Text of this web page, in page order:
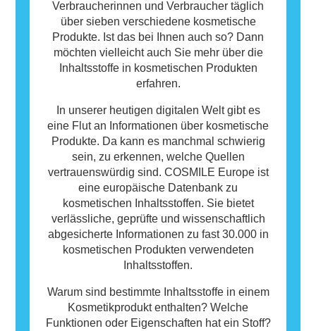
Verbraucherinnen und Verbraucher täglich
über sieben verschiedene kosmetische
Produkte. Ist das bei Ihnen auch so? Dann
möchten vielleicht auch Sie mehr über die
Inhaltsstoffe in kosmetischen Produkten
erfahren.
In unserer heutigen digitalen Welt gibt es
eine Flut an Informationen über kosmetische
Produkte. Da kann es manchmal schwierig
sein, zu erkennen, welche Quellen
vertrauenswürdig sind. COSMILE Europe ist
eine europäische Datenbank zu
kosmetischen Inhaltsstoffen. Sie bietet
verlässliche, geprüfte und wissenschaftlich
abgesicherte Informationen zu fast 30.000 in
kosmetischen Produkten verwendeten
Inhaltsstoffen.
Warum sind bestimmte Inhaltsstoffe in einem
Kosmetikprodukt enthalten? Welche
Funktionen oder Eigenschaften hat ein Stoff?